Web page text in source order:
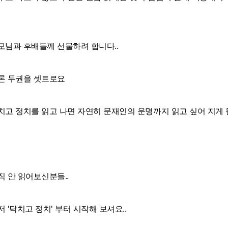
님과 후배들께 선물하려 합니다..
두권을 셋트로요
고 정치를 읽고 나면 자연히 문재인의 운명까지 읽고 싶어 지게
안 읽어보신분들..
'닥치고 정치' 부터 시작해 보셔요..